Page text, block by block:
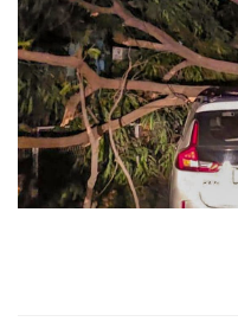
क्रिकेट
अजब गज़ब
टीवी
करियर